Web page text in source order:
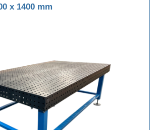
x 1400 mm